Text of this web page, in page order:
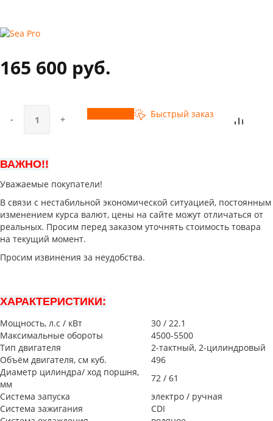
165 600 руб.
- + Быстрый заказ
ВАЖНО!!
Уважаемые покупатели!
В связи с нестабильной экономической ситуацией, постоянным
изменением курса валют, цены на сайте можут отличаться от
реальных. Просим перед заказом уточнять стоимость товара
на текущий момент.
Просим извинения за неудобства.
ХАРАКТЕРИСТИКИ:
Мощность, л.с / кВт
30 / 22.1
Максимальные обороты
4500-5500
Тип двигателя
2-тактный, 2-цилиндровый
Объём двигателя, см куб.
496
Диаметр цилиндра/ ход поршня,
мм
72 / 61
Система запуска
электро / ручная
Система зажигания
CDI